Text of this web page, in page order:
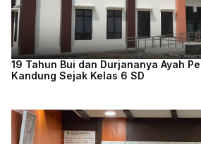
19 Tahun Bui dan Durjananya Ayah
Kandung Sejak Kelas 6 SD